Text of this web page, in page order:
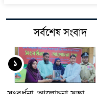
সর্বশেষ সংবাদ
১